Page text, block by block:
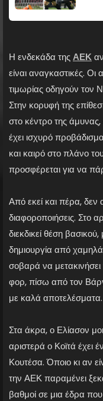
Η ενδεκάδα τηςΑΕΚ
είναι αναγκαστικές.
τιμωρίας οδηγούν τον
Στην κορυφή της
στο κέντρο της
έχει ισχυρό
και καιρό στο πλάνο
προσφέρεται για να
Από εκεί και πέρα, δεν
διαφοροποιήσεις. Στο
διεκδικεί θέση
δημιουργία από
σοβαρά να μετακινήσει
φορ, πίσω από τον
με καλά αποτελέσματα.
Στα άκρα, ο Ελίασον
αριστερά ο Κοϊτά έχει
Κουτέσα. Όποιο κι αν
την ΑΕΚ παραμένει
βαθμοί σε μια έδρα